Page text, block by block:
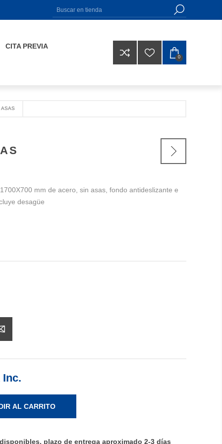
CITA PREVIA
0
ASAS
mm de acero, sin asas, fondo antideslizante e
desagüe
Inc.
AL CARRITO
plazo de entrega aproximado 2-3 días